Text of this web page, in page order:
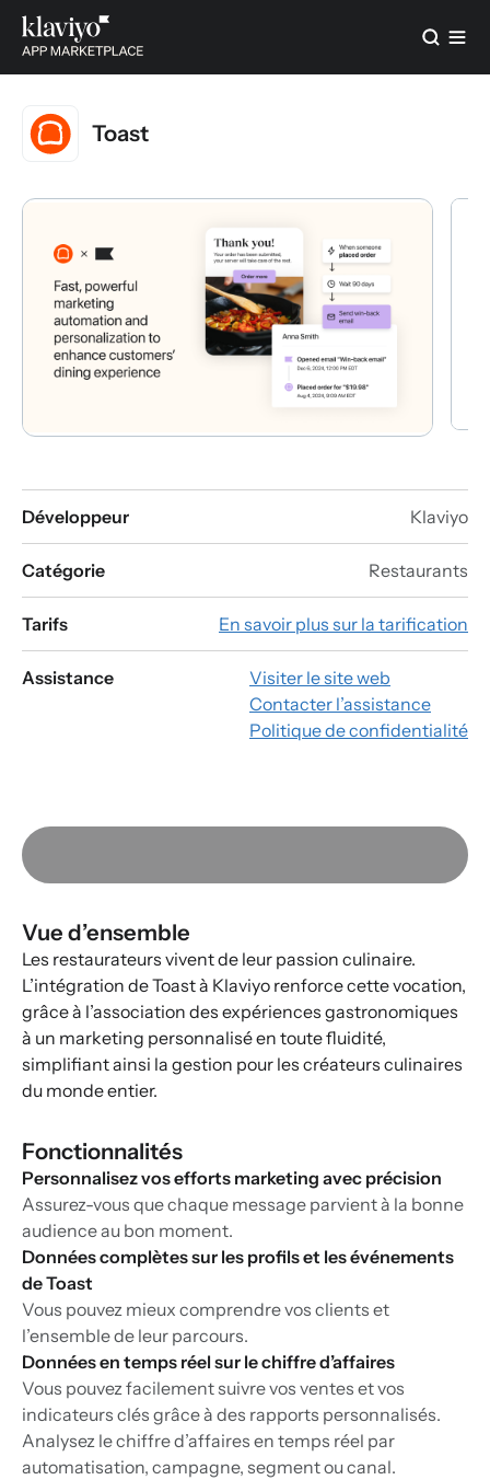
Toast
Développeur Klaviyo
Catégorie Restaurants
Tarifs En savoir plus sur la tarification
Assistance
Visiter le site web
Contacter l’assistance
Politique de confidentialité
Vue d’ensemble
Les restaurateurs vivent de leur passion culinaire.
L’intégration de Toast à Klaviyo renforce cette vocation,
grâce à l’association des expériences gastronomiques
à un marketing personnalisé en toute fluidité,
simplifiant ainsi la gestion pour les créateurs culinaires
du monde entier.
Fonctionnalités
Personnalisez vos efforts marketing avec précision
Assurez-vous que chaque message parvient à la bonne
audience au bon moment.
Données complètes sur les profils et les événements
de Toast
Vous pouvez mieux comprendre vos clients et
l’ensemble de leur parcours.
Données en temps réel sur le chiffre d’affaires
Vous pouvez facilement suivre vos ventes et vos
indicateurs clés grâce à des rapports personnalisés.
Analysez le chiffre d’affaires en temps réel par
automatisation, campagne, segment ou canal.